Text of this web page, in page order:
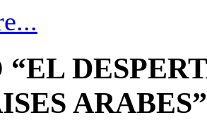
ARABES”